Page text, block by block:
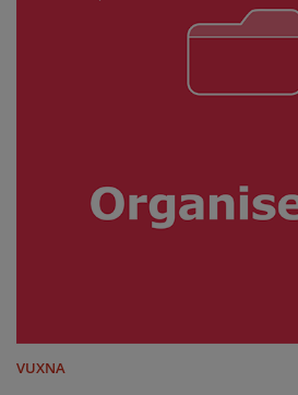
VUXNA